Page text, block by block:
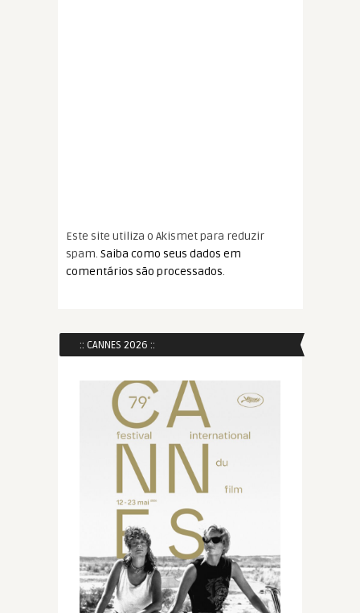
Este site utiliza o Akismet para reduzir
spam. Saiba como seus dados em
comentários são processados.
:: CANNES 2026 ::